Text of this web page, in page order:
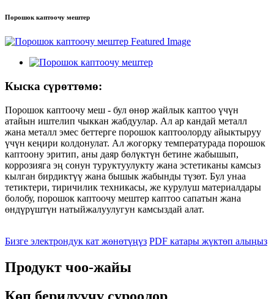
Порошок каптоочу мештер
Кыска сүрөттөмө:
Порошок каптоочу меш - бул өнөр жайлык каптоо үчүн
атайын иштелип чыккан жабдуулар. Ал ар кандай металл
жана металл эмес беттерге порошок каптоолорду айыктыруу
үчүн кеңири колдонулат. Ал жогорку температурада порошок
каптоону эритип, аны даяр бөлүктүн бетине жабышып,
коррозияга эң сонун туруктуулукту жана эстетиканы камсыз
кылган бирдиктүү жана бышык жабынды түзөт. Бул унаа
тетиктери, тиричилик техникасы, же курулуш материалдары
болобу, порошок каптоочу мештер каптоо сапатын жана
өндүрүштүн натыйжалуулугун камсыздай алат.
Бизге электрондук кат жөнөтүңүз PDF катары жүктөп алыңыз
Продукт чоо-жайы
Көп берилүүчү суроолор